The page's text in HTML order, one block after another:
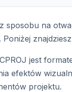
sposobu na
Poniżej
jest
efektów
projektu.